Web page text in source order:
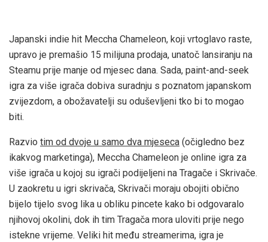
Japanski indie hit Meccha Chameleon, koji vrtoglavo raste,
upravo je premašio 15 milijuna prodaja, unatoč lansiranju na
Steamu prije manje od mjesec dana. Sada, paint-and-seek
igra za više igrača dobiva suradnju s poznatom japanskom
zvijezdom, a obožavatelji su oduševljeni tko bi to mogao
biti.
Razvio tim od dvoje u samo dva mjeseca (očigledno bez
ikakvog marketinga), Meccha Chameleon je online igra za
više igrača u kojoj su igrači podijeljeni na Tragače i Skrivače.
U zaokretu u igri skrivača, Skrivači moraju obojiti obično
bijelo tijelo svog lika u obliku pincete kako bi odgovaralo
njihovoj okolini, dok ih tim Tragača mora uloviti prije nego
istekne vrijeme. Veliki hit među streamerima, igra je